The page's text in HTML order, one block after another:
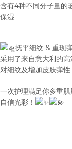
含有4种不同分子量的
保湿
抚平细纹 & 重现
采用了来自意大利的
对细纹及增加皮肤弹性
一次护理满足你多重
自信光彩！